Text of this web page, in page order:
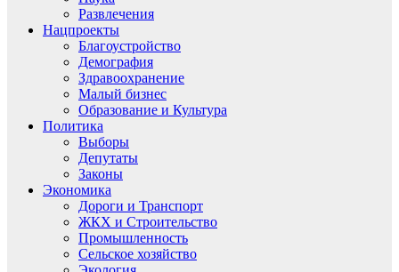
Развлечения
Нацпроекты
Благоустройство
Демография
Здравоохранение
Малый бизнес
Образование и Культура
Политика
Выборы
Депутаты
Законы
Экономика
Дороги и Транспорт
ЖКХ и Строительство
Промышленность
Сельское хозяйство